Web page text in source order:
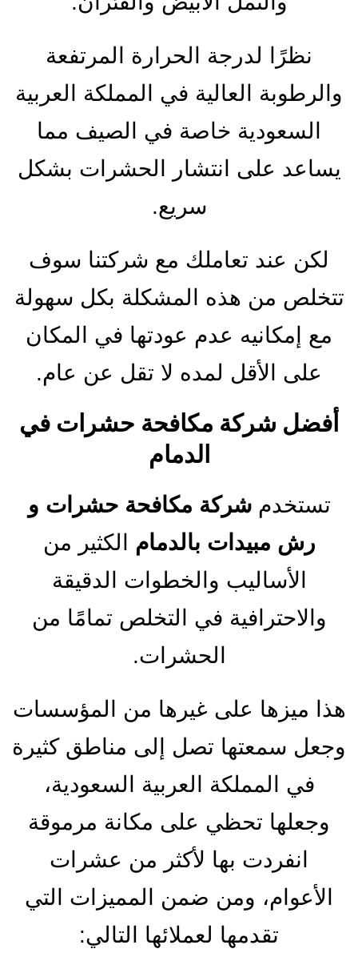
نظرًا لدرجة الحرارة المرتفعة
والرطوبة العالية في المملكة العربية
السعودية خاصة في الصيف مما
يساعد على انتشار الحشرات بشكل
سريع.
لكن عند تعاملك مع شركتنا سوف
تتخلص من هذه المشكلة بكل سهولة
مع إمكانيه عدم عودتها في المكان
على الأقل لمده لا تقل عن عام.
أفضل شركة مكافحة حشرات في
الدمام
تستخدمشركة مكافحة حشرات و
رش مبيدات بالدمام الكثير من
الأساليب والخطوات الدقيقة
والاحترافية في التخلص تمامًا من
الحشرات.
هذا ميزها على غيرها من المؤسسات
وجعل سمعتها تصل إلى مناطق كثيرة
في المملكة العربية السعودية،
وجعلها تحظي على مكانة مرموقة
انفردت بها لأكثر من عشرات
الأعوام، ومن ضمن المميزات التي
تقدمها لعملائها التالي: